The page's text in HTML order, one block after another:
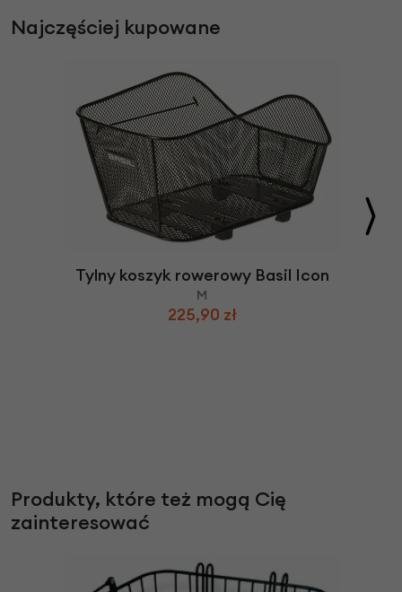
Najczęściej kupowane
Tylny koszyk rowerowy Basil Icon
M
225,90 zł
Produkty, które też mogą Cię
zainteresować